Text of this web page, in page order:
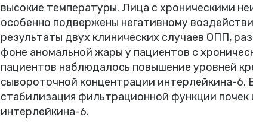
высокие температуры. Лица с хроническими
особенно подвержены негативному
результаты двух клинических случаев ОПП,
фоне аномальной жары у пациентов с
пациентов наблюдалось повышение уровней
сывороточной концентрации интерлейкина-6.
стабилизация фильтрационной функции почек
интерлейкина-6.